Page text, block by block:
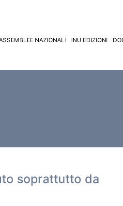
NAZIONALI INU EDIZIONI
soprattutto da